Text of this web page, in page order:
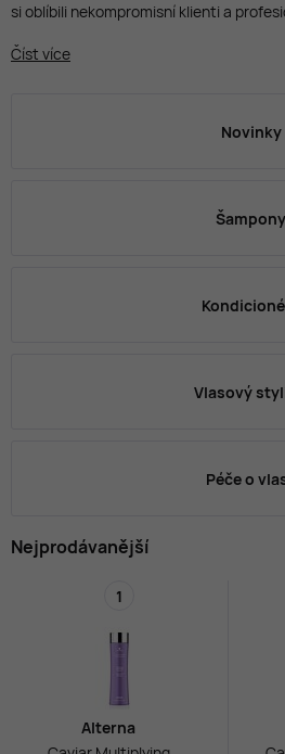
si oblíbili nekompromisní klienti a
Číst více
Novinky
Šampony
Vlasový
Péče o
Nejprodávanější
1
Alterna